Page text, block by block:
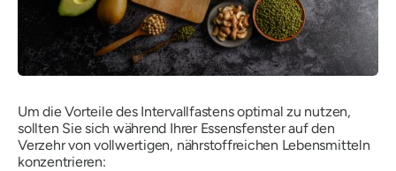
Um die Vorteile des Intervallfastens optimal zu nutzen,
sollten Sie sich während Ihrer Essensfenster auf den
Verzehr von vollwertigen, nährstoffreichen Lebensmitteln
konzentrieren: